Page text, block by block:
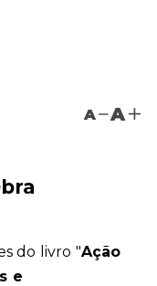
A A
do livro "Ação
e